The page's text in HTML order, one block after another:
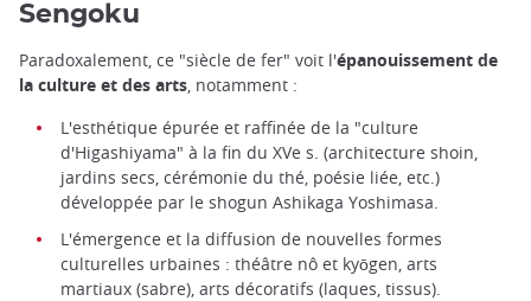
Sengoku
Paradoxalement, ce "siècle de fer" voit l'épanouissement de
la culture et des arts, notamment :
L'esthétique épurée et raffinée de la "culture
d'Higashiyama" à la fin du XVe s. (architecture shoin,
jardins secs, cérémonie du thé, poésie liée, etc.)
développée par le shogun Ashikaga Yoshimasa.
L'émergence et la diffusion de nouvelles formes
culturelles urbaines : théâtre nô et kyōgen, arts
martiaux (sabre), arts décoratifs (laques, tissus).